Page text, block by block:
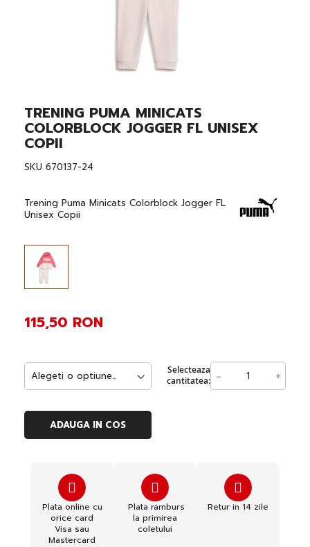
Skip
to
the
beginning
the
TRENING PUMA MINICATS
COLORBLOCK JOGGER FL UNISEX
COPII
SKU 670137-24
Trening Puma Minicats Colorblock Jogger FL
Unisex Copii
Selecteaza
cantitatea: - +
115,50 RON
ADAUGA IN COS
Plata online cu
orice card
Visa sau
Mastercard
Plata ramburs
la primirea
coletului
Retur in 14 zile